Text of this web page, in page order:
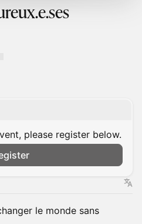
please register below.
le monde sans